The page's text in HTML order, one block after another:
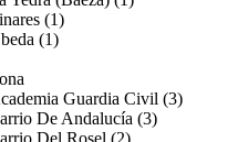
(1)
(1)
Guardia Civil (3)
De Andalucía (3)
Del Rosel (2)